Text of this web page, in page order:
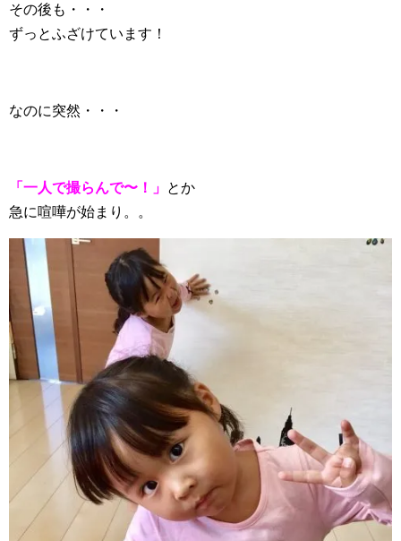
その後も・・・
ずっとふざけています！
なのに突然・・・
「一人で撮らんで〜！」 とか
急に喧嘩が始まり。。